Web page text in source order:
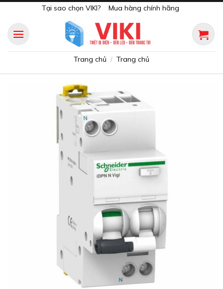
content
Tại sao chọn VIKI? Mua hàng chính hãng
Trang chủ / Trang chủ